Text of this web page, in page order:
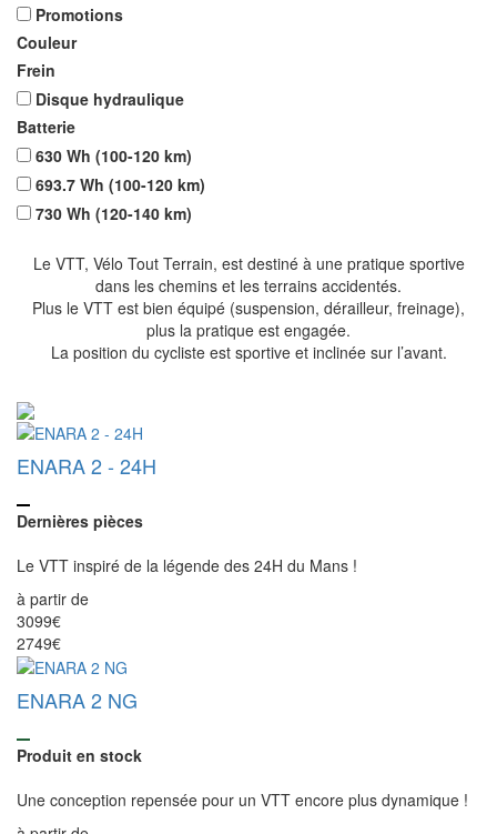
Promotions
Couleur
Frein
Disque hydraulique
Batterie
630 Wh (100-120 km)
693.7 Wh (100-120 km)
730 Wh (120-140 km)
Le VTT, Vélo Tout Terrain, est destiné à une pratique sportive
dans les chemins et les terrains accidentés.
Plus le VTT est bien équipé (suspension, dérailleur, freinage),
plus la pratique est engagée.
La position du cycliste est sportive et inclinée sur l’avant.
ENARA 2 - 24H
Dernières pièces
Le VTT inspiré de la légende des 24H du Mans !
à partir de
3099€
2749€
ENARA 2 NG
Produit en stock
Une conception repensée pour un VTT encore plus dynamique !